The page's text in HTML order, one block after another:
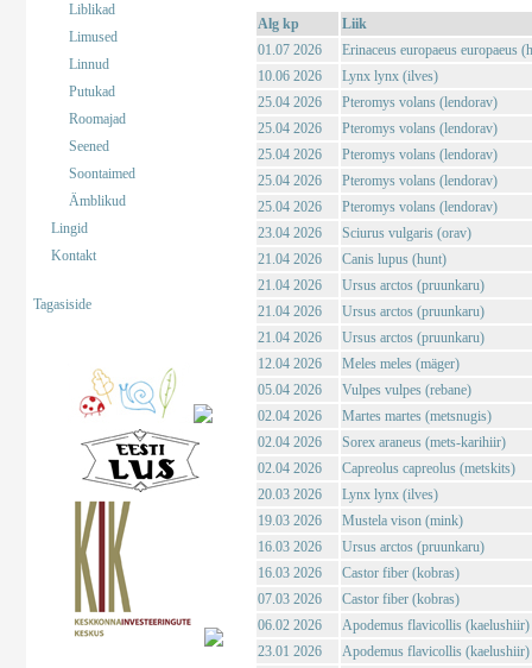
Liblikad
Limused
Linnud
Putukad
Roomajad
Seened
Soontaimed
Ämblikud
Lingid
Kontakt
Tagasiside
Alg kp
Liik
01.07 2026
Erinaceus europaeus europaeus
10.06 2026
Lynx lynx (ilves)
25.04 2026
Pteromys volans (lendorav)
25.04 2026
Pteromys volans (lendorav)
25.04 2026
Pteromys volans (lendorav)
25.04 2026
Pteromys volans (lendorav)
25.04 2026
Pteromys volans (lendorav)
23.04 2026
Sciurus vulgaris (orav)
21.04 2026
Canis lupus (hunt)
21.04 2026
Ursus arctos (pruunkaru)
21.04 2026
Ursus arctos (pruunkaru)
21.04 2026
Ursus arctos (pruunkaru)
12.04 2026
Meles meles (mäger)
05.04 2026
Vulpes vulpes (rebane)
02.04 2026
Martes martes (metsnugis)
02.04 2026
Sorex araneus (mets-karihiir)
02.04 2026
Capreolus capreolus (metskits)
20.03 2026
Lynx lynx (ilves)
19.03 2026
Mustela vison (mink)
16.03 2026
Ursus arctos (pruunkaru)
16.03 2026
Castor fiber (kobras)
07.03 2026
Castor fiber (kobras)
06.02 2026
Apodemus flavicollis (kaelushiir)
23.01 2026
Apodemus flavicollis (kaelushiir)